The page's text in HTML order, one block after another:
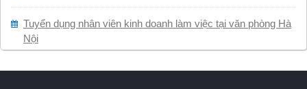
Tuyển dụng nhân viên kinh doanh làm việc tại văn phòng Hà
Nội